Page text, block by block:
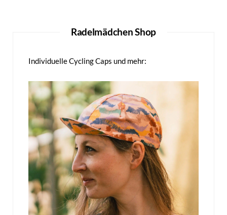
Radelmädchen Shop
Individuelle Cycling Caps und mehr: